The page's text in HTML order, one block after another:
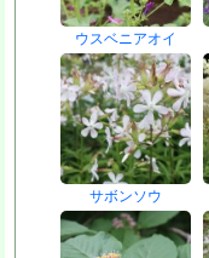
ウスベニアオイ
サボンソウ